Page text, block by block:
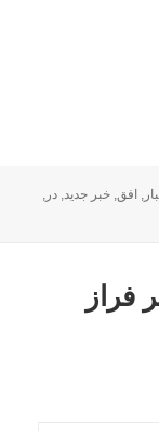
, افق,خبر جدید,در,
فراز